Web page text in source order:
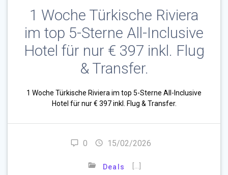
1 Woche Türkische Riviera
im top 5-Sterne All-Inclusive
Hotel für nur € 397 inkl. Flug
& Transfer.
1 Woche Türkische Riviera im top 5-Sterne All-Inclusive
Hotel für nur € 397 inkl. Flug & Transfer.
0 15/02/2026
Deals […]